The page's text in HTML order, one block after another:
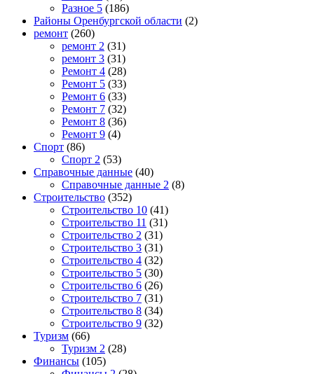
Разное 5 (186)
Районы Оренбургской области (2)
ремонт (260)
ремонт 2 (31)
ремонт 3 (31)
Ремонт 4 (28)
Ремонт 5 (33)
Ремонт 6 (33)
Ремонт 7 (32)
Ремонт 8 (36)
Ремонт 9 (4)
Спорт (86)
Спорт 2 (53)
Справочные данные (40)
Справочные данные 2 (8)
Строительство (352)
Строительство 10 (41)
Строительство 11 (31)
Строительство 2 (31)
Строительство 3 (31)
Строительство 4 (32)
Строительство 5 (30)
Строительство 6 (26)
Строительство 7 (31)
Строительство 8 (34)
Строительство 9 (32)
Туризм (66)
Туризм 2 (28)
Финансы (105)